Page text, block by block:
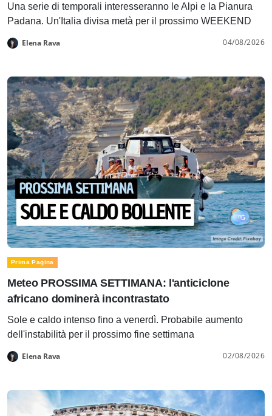
Una serie di temporali interesseranno le Alpi e la Pianura
Padana. Un'Italia divisa metà per il prossimo WEEKEND
Elena Rava 04/08/2026
Prima Pagina
Meteo PROSSIMA SETTIMANA: l'anticiclone
africano dominerà incontrastato
Sole e caldo intenso fino a venerdì. Probabile aumento
dell'instabilità per il prossimo fine settimana
Elena Rava 02/08/2026